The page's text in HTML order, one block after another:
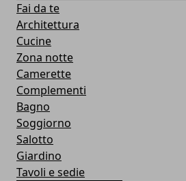
Fai da te
Architettura
Cucine
Zona notte
Camerette
Complementi
Bagno
Soggiorno
Salotto
Giardino
Tavoli e sedie